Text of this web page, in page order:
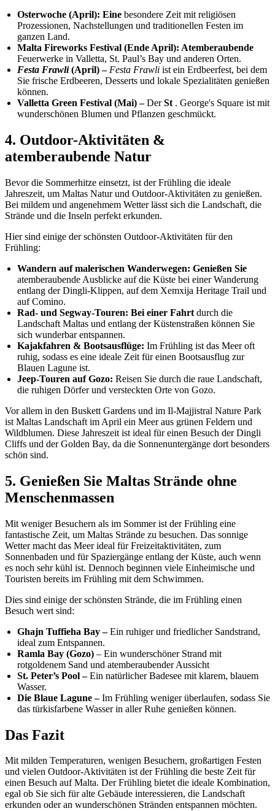
Osterwoche (April): Eine besondere Zeit mit religiösen
Prozessionen, Nachstellungen und traditionellen Festen im
ganzen Land.
Malta Fireworks Festival (Ende April): Atemberaubende
Feuerwerke in Valletta, St. Paul’s Bay und anderen Orten.
Festa Frawli(April) – Festa Frawli ist ein Erdbeerfest, bei dem
Sie frische Erdbeeren, Desserts und lokale Spezialitäten genießen
können.
Valletta Green Festival (Mai) –DerSt . George's Square ist mit
wunderschönen Blumen und Pflanzen geschmückt.
4. Outdoor-Aktivitäten &
atemberaubende Natur
Bevor die Sommerhitze einsetzt, ist der Frühling die ideale
Jahreszeit, um Maltas Natur und Outdoor-Aktivitäten zu genießen.
Bei mildem und angenehmem Wetter lässt sich die Landschaft, die
Strände und die Inseln perfekt erkunden.
Hier sind einige der schönsten Outdoor-Aktivitäten für den
Frühling:
Wandern auf malerischen Wanderwegen: Genießen Sie
atemberaubende Ausblicke auf die Küste bei einer Wanderung
entlang der Dingli-Klippen, auf dem Xemxija Heritage Trail und
auf Comino.
Rad- und Segway-Touren: Bei einer Fahrt durch die
Landschaft Maltas und entlang der Küstenstraßen können Sie
sich wunderbar entspannen.
Kajakfahren & Bootsausflüge: Im Frühling ist das Meer oft
ruhig, sodass es eine ideale Zeit für einen Bootsausflug zur
Blauen Lagune ist.
Jeep-Touren auf Gozo: Reisen Sie durch die raue Landschaft,
die ruhigen Dörfer und versteckten Orte von Gozo.
Vor allem in den Buskett Gardens und im Il-Majjistral Nature Park
ist Maltas Landschaft im April ein Meer aus grünen Feldern und
Wildblumen. Diese Jahreszeit ist ideal für einen Besuch der Dingli
Cliffs und der Golden Bay, da die Sonnenuntergänge dort besonders
schön sind.
5. Genießen Sie Maltas Strände ohne
Menschenmassen
Mit weniger Besuchern als im Sommer ist der Frühling eine
fantastische Zeit, um Maltas Strände zu besuchen. Das sonnige
Wetter macht das Meer ideal für Freizeitaktivitäten, zum
Sonnenbaden und für Spaziergänge entlang der Küste, auch wenn
es noch sehr kühl ist. Dennoch beginnen viele Einheimische und
Touristen bereits im Frühling mit dem Schwimmen.
Dies sind einige der schönsten Strände, die im Frühling einen
Besuch wert sind:
Ghajn Tuffieha Bay –Ein ruhiger und friedlicher Sandstrand,
ideal zum Entspannen.
Ramla Bay (Gozo) – Ein wunderschöner Strand mit
rotgoldenem Sand und atemberaubender Aussicht
St. Peter’s Pool –Ein natürlicher Badesee mit klarem, blauem
Wasser.
Die Blaue Lagune –Im Frühling weniger überlaufen, sodass Sie
das türkisfarbene Wasser in aller Ruhe genießen können.
Das Fazit
Mit milden Temperaturen, wenigen Besuchern, großartigen Festen
und vielen Outdoor-Aktivitäten ist der Frühling die beste Zeit für
einen Besuch auf Malta. Der Frühling bietet die ideale Kombination,
egal ob Sie sich für alte Gebäude interessieren, die Landschaft
erkunden oder an wunderschönen Stränden entspannen möchten.